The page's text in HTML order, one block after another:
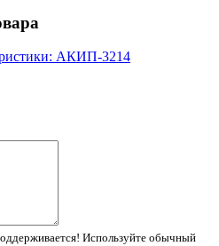
АКИП-3214
Используйте обычный